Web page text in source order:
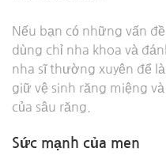
Nếu bạn có những vấn
dùng chỉ nha khoa và
nha sĩ thường xuyên để
giữ vệ sinh răng miệng
của sâu răng.
Sức mạnh của men